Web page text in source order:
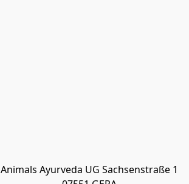
Animals Ayurveda UG Sachsenstraße 1